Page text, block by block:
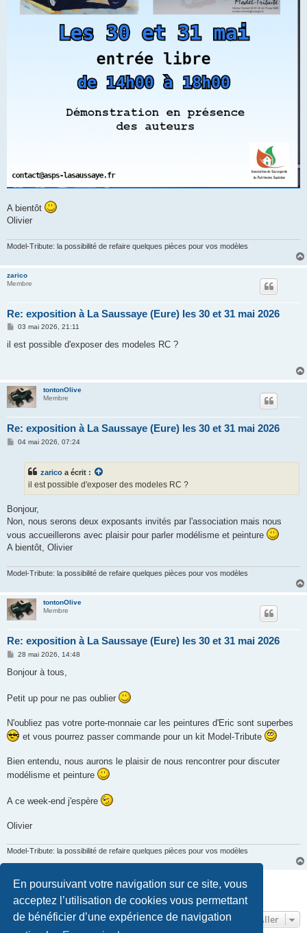
En poursuivant votre navigation sur ce site, vous
acceptez l’utilisation de cookies vous permettant
de bénéficier d’une expérience de navigation
A bientôt
Olivier
Model-Tribute: la possibilité de refaire quelques pièces pour vos modèles
zarico
Membre
Re: exposition à La Saussaye (Eure) les 30 et 31 mai 2026
M
s
03 mai 2026, 21:11
il est possible d'exposer des modeles RC ?
tontonOlive
Membre
Re: exposition à La Saussaye (Eure) les 30 et 31 mai 2026
M04 mai 2026, 07:24
zarico a écrit :
il est possible d'exposer des modeles RC ?
Bonjour,
Non, nous serons deux exposants invités par l'association mais nous
vous accueillerons avec plaisir pour parler modélisme et peinture
A bientôt, Olivier
Model-Tribute: la possibilité de refaire quelques pièces pour vos modèles
tontonOlive
Membre
Re: exposition à La Saussaye (Eure) les 30 et 31 mai 2026
M
s
g
e
28 mai 2026, 14:48
Bonjour à tous,
Petit up pour ne pas oublier
N'oubliez pas votre porte-monnaie car les peintures d'Eric sont superbes
et vous pourrez passer commande pour un kit Model-Tribute
Bien entendu, nous aurons le plaisir de nous rencontrer pour discuter
modélisme et peinture
A ce week-end j'espère
Olivier
Model-Tribute: la possibilité de refaire quelques pièces pour vos modèles
Répondre
4 messages • Page1sur 1
Aller